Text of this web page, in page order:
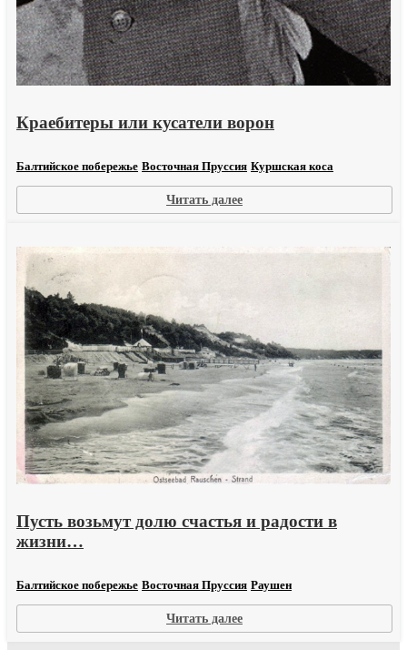
Краебитеры или кусатели ворон
Балтийское побережье Восточная Пруссия Куршская коса
Читать далее:
Краебитеры
Пусть возьмут долю счастья и радости в
жизни…
Балтийское побережье Восточная Пруссия Раушен
Читать далее:
Пусть